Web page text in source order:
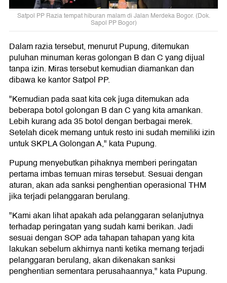
Satpol PP Razia tempat hiburan malam di Jalan Merdeka Bogor. (Dok.
Sapol PP Bogor)
Dalam razia tersebut, menurut Pupung, ditemukan
puluhan minuman keras golongan B dan C yang dijual
tanpa izin. Miras tersebut kemudian diamankan dan
dibawa ke kantor Satpol PP.
"Kemudian pada saat kita cek juga ditemukan ada
beberapa botol golongan B dan C yang kita amankan.
Lebih kurang ada 35 botol dengan berbagai merek.
Setelah dicek memang untuk resto ini sudah memiliki izin
untuk SKPLA Golongan A," kata Pupung.
Pupung menyebutkan pihaknya memberi peringatan
pertama imbas temuan miras tersebut. Sesuai dengan
aturan, akan ada sanksi penghentian operasional THM
jika terjadi pelanggaran berulang.
"Kami akan lihat apakah ada pelanggaran selanjutnya
terhadap peringatan yang sudah kami berikan. Jadi
sesuai dengan SOP ada tahapan tahapan yang kita
lakukan sebelum akhirnya nanti ketika memang terjadi
pelanggaran berulang, akan dikenakan sanksi
penghentian sementara perusahaannya," kata Pupung.